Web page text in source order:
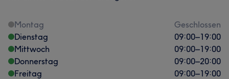
Montag
Geschlossen
Dienstag
09:00–19:00
Mittwoch
09:00–19:00
Donnerstag
09:00–20:00
Freitag
09:00–19:00